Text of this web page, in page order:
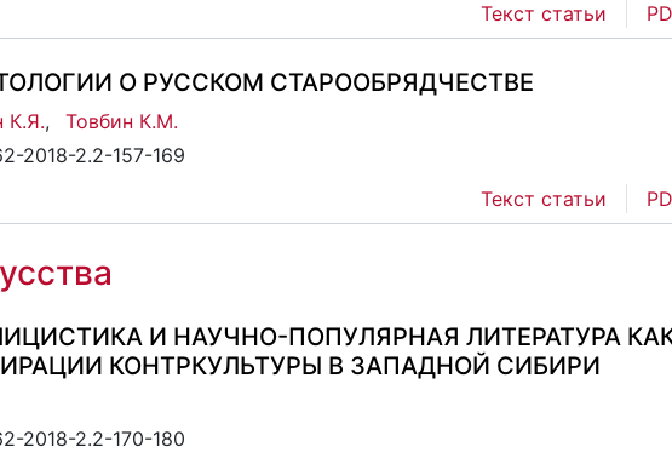
Текст статьи
О РУССКОМ СТАРООБРЯДЧЕСТВЕ
К.Я.,
Товбин К.М.
2018-2.2-157-169
Текст статьи
И НАУЧНО-ПОПУЛЯРНАЯ ЛИТЕРАТУРА
КОНТРКУЛЬТУРЫ В ЗАПАДНОЙ СИБИРИ
2018-2.2-170-180